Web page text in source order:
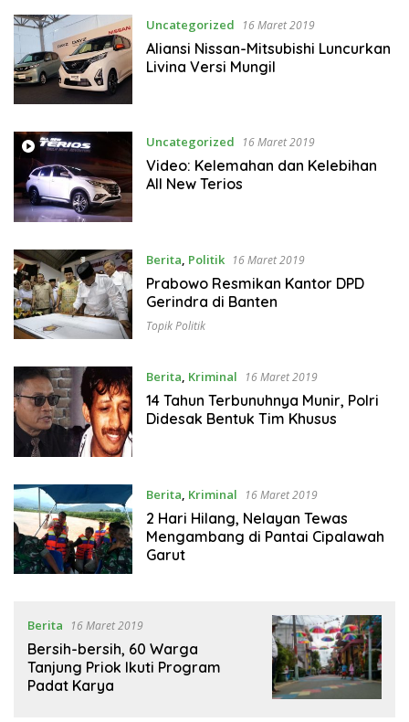
Uncategorized 16 Maret 2019
Aliansi Nissan-Mitsubishi Luncurkan
Livina Versi Mungil
Uncategorized 16 Maret 2019
Video: Kelemahan dan Kelebihan
All New Terios
Berita, Politik 16 Maret 2019
Prabowo Resmikan Kantor DPD
Gerindra di Banten
Topik Politik
Berita, Kriminal 16 Maret 2019
14 Tahun Terbunuhnya Munir, Polri
Didesak Bentuk Tim Khusus
Berita, Kriminal 16 Maret 2019
2 Hari Hilang, Nelayan Tewas
Mengambang di Pantai Cipalawah
Garut
Berita 16 Maret 2019
Bersih-bersih, 60 Warga
Tanjung Priok Ikuti Program
Padat Karya